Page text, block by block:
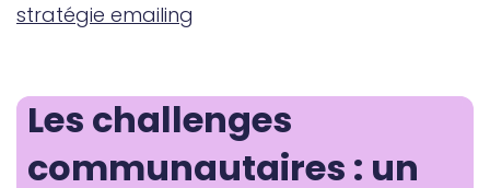
stratégie emailing
Les challenges
communautaires : un